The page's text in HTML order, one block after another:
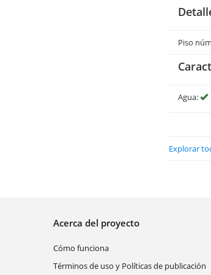
Piso
Agua:
Explorar
Acerca del proyecto
Cómo funciona
Términos de uso y Políticas de publicación